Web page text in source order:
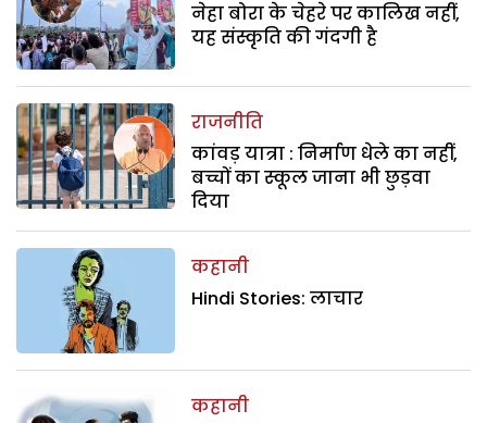
नेहा बोरा के चेहरे पर कालिख नहीं,
यह संस्कृति की गंदगी है
राजनीति
कांवड़ यात्रा : निर्माण धेले का नहीं,
बच्चों का स्कूल जाना भी छुड़वा
दिया
कहानी
Hindi Stories: लाचार
कहानी